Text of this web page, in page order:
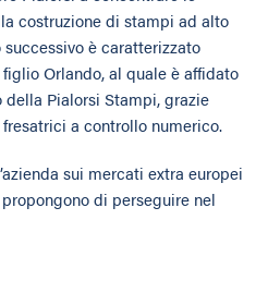
costruzione di stampi ad alto
è caratterizzato
Orlando, al quale è affidato
Pialorsi Stampi, grazie
a controllo numerico.
sui mercati extra europei
di perseguire nel